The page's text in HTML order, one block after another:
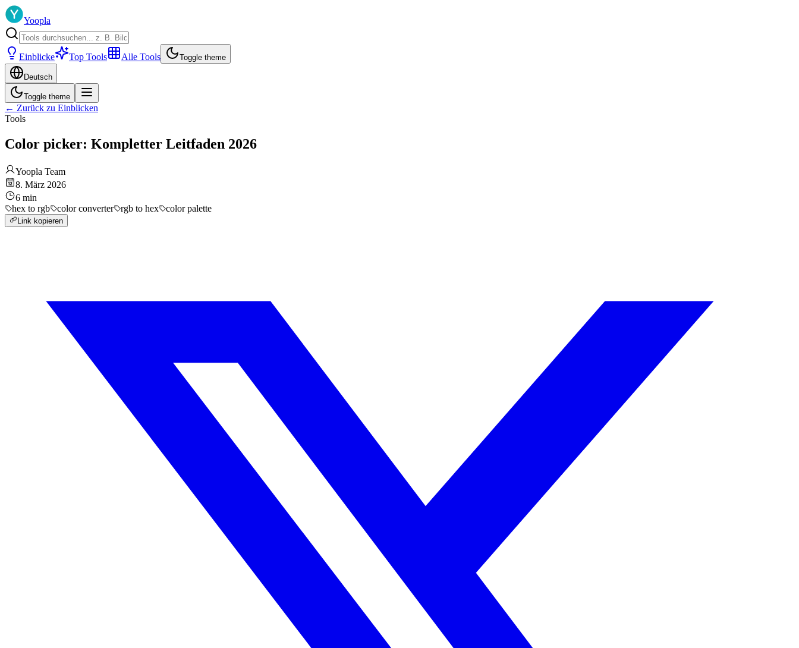
Yoopla
Einblicke Top Tools Alle Tools Toggle theme
Deutsch
Toggle theme
← Zurück zu Einblicken
Tools
Color picker: Kompletter Leitfaden 2026
Yoopla Team
8. März 2026
6 min
hex to rgb
color converter rgb to hex color palette
Link kopieren